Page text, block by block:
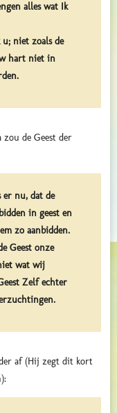
alles wat Ik
niet zoals de
hart niet in
zou de Geest der
er nu, dat de
in geest en
zo aanbidden.
Geest onze
wat wij
Zelf echter
af (Hij zegt dit kort